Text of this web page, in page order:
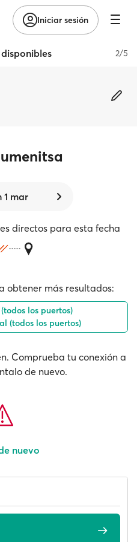
Iniciar sesión
2/5
1 mar
directos para esta fecha
obtener más resultados:
los puertos)
(todos los puertos)
Comprueba tu conexión a
de nuevo.
nuevo